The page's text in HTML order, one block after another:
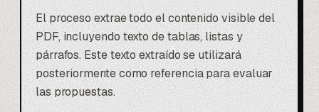
El proceso extrae todo el contenido visible del
PDF, incluyendo texto de tablas, listas y
párrafos. Este texto extraído se utilizará
posteriormente como referencia para evaluar
las propuestas.